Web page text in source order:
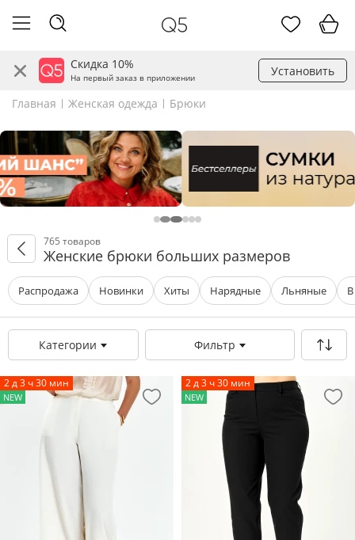
Скидка 10%
На первый заказ в приложении Установить
Главная Женская одежда Брюки
765 товаров
Женские брюки больших размеров
Распродажа Новинки Хиты Нарядные Льняные
Категории Фильтр
2 д 3 ч 30 мин
NEW
2 д 3 ч 30 мин
NEW